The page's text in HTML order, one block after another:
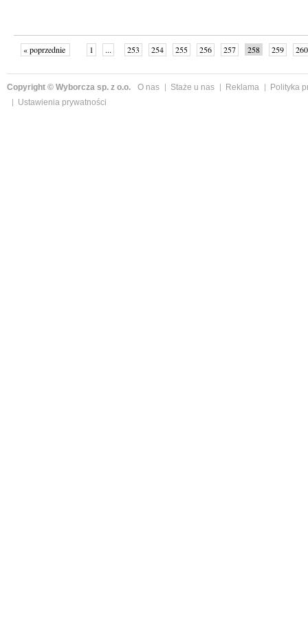
« poprzednie 1 ... 253 254 255 256 257 258 259
260
Copyright © Wyborcza sp. z o.o. O nas Staże u nas Reklama
Polityka
Ustawienia prywatności